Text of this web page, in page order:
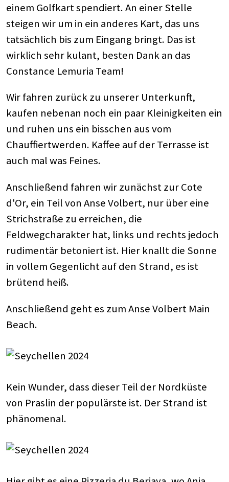
einem Golfkart spendiert. An einer Stelle
steigen wir um in ein anderes Kart, das uns
tatsächlich bis zum Eingang bringt. Das ist
wirklich sehr kulant, besten Dank an das
Constance Lemuria Team!
Wir fahren zurück zu unserer Unterkunft,
kaufen nebenan noch ein paar Kleinigkeiten ein
und ruhen uns ein bisschen aus vom
Chauffiertwerden. Kaffee auf der Terrasse ist
auch mal was Feines.
Anschließend fahren wir zunächst zur Cote
d'Or, ein Teil von Anse Volbert, nur über eine
Strichstraße zu erreichen, die
Feldwegcharakter hat, links und rechts jedoch
rudimentär betoniert ist. Hier knallt die Sonne
in vollem Gegenlicht auf den Strand, es ist
brütend heiß.
Anschließend geht es zum Anse Volbert Main
Beach.
Kein Wunder, dass dieser Teil der Nordküste
von Praslin der populärste ist. Der Strand ist
phänomenal.